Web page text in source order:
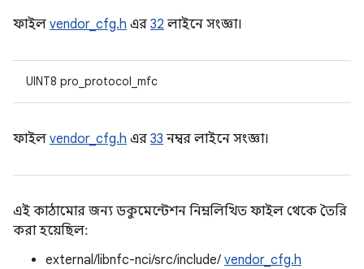
ফাইল vendor_cfg.h এর 32 লাইনে সংজ্ঞা।
UINT8 pro_protocol_mfc
ফাইল vendor_cfg.h এর 33 নম্বর লাইনে সংজ্ঞা।
এই কাঠামোর জন্য ডকুমেন্টেশন নিম্নলিখিত ফাইল থেকে তৈরি
করা হয়েছিল:
external/libnfc-nci/src/include/ vendor_cfg.h